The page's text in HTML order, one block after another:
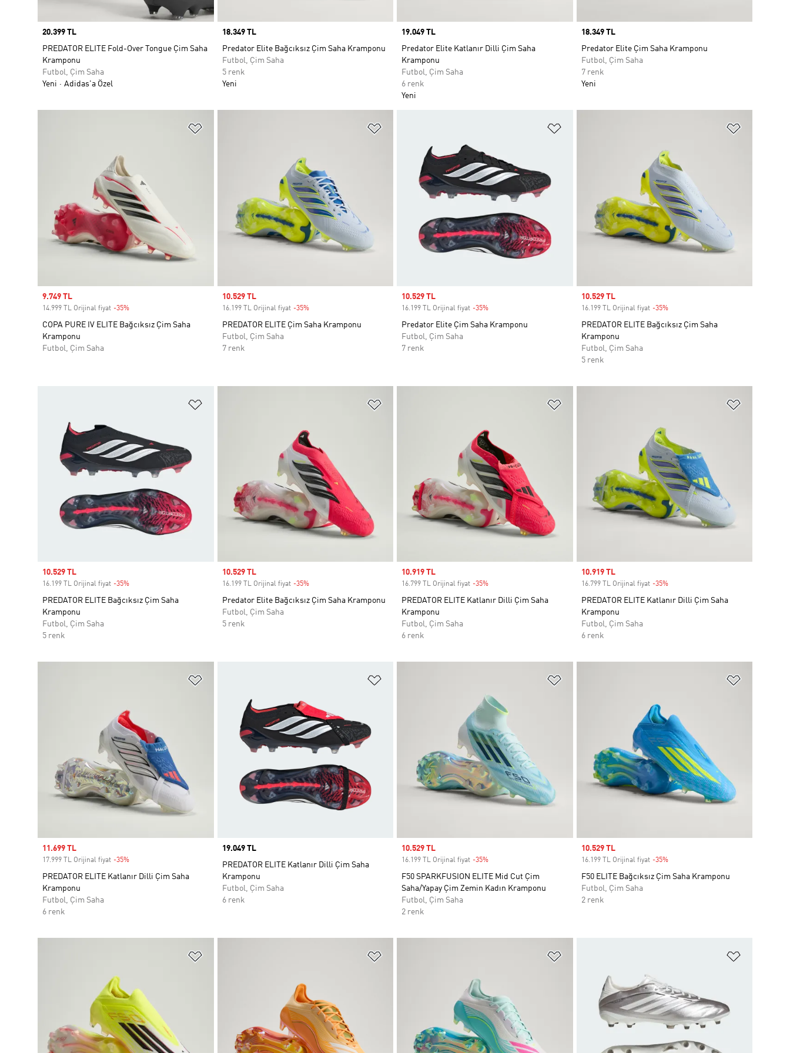
Price
20.399 TL
PREDATOR ELITE Fold-Over Tongue Çim Saha
Kramponu
Futbol, Çim Saha
Yeni
Adidas'a Özel
Price
18.349 TL
Predator Elite Bağcıksız Çim Saha Kramponu
Futbol, Çim Saha
5 renk
Yeni
Price
19.049 TL
Predator Elite Katlanır Dilli Çim Saha
Kramponu
Futbol, Çim Saha
6 renk
Yeni
Price
18.349 TL
Predator Elite Çim Saha Kramponu
Futbol, Çim Saha
7 renk
Yeni
Sale price
9.749 TL
14.999 TL Orijinal fiyat -35%
COPA PURE IV ELITE Bağcıksız Çim Saha
Kramponu
Futbol, Çim Saha
Sale price
10.529 TL
16.199 TL Orijinal fiyat -35%Discount
PREDATOR ELITE Çim Saha Kramponu
Futbol, Çim Saha
7 renk
Sale price
10.529 TL
16.199 TL Orijinal fiyat -35%
Predator Elite Çim Saha Kramponu
Futbol, Çim Saha
7 renk
Sale price
10.529 TL
16.199 TL Orijinal fiyat -35%Discount
PREDATOR ELITE Bağcıksız Çim Saha
Kramponu
Futbol, Çim Saha
5 renk
Sale price
10.529 TL
16.199 TL Orijinal fiyat -35%
PREDATOR ELITE Bağcıksız Çim Saha
Kramponu
Futbol, Çim Saha
5 renk
Sale price
10.529 TL
16.199 TL Orijinal fiyat -35%Discount
Predator Elite Bağcıksız Çim Saha Kramponu
Futbol, Çim Saha
5 renk
Sale price
10.919 TL
16.799 TL Orijinal fiyat -35%
PREDATOR ELITE Katlanır Dilli Çim Saha
Kramponu
Futbol, Çim Saha
6 renk
Sale price
10.919 TL
16.799 TL Orijinal fiyat -35%Discount
PREDATOR ELITE Katlanır Dilli Çim Saha
Kramponu
Futbol, Çim Saha
6 renk
Sale price
11.699 TL
17.999 TL Orijinal fiyat -35%
PREDATOR ELITE Katlanır Dilli Çim Saha
Kramponu
Futbol, Çim Saha
6 renk
Price
19.049 TL
PREDATOR ELITE Katlanır Dilli Çim Saha
Kramponu
Futbol, Çim Saha
6 renk
Sale price
10.529 TL
16.199 TL Orijinal fiyat -35%
F50 SPARKFUSION ELITE Mid Cut Çim
Saha/Yapay Çim Zemin Kadın Kramponu
Futbol, Çim Saha
2 renk
Sale price
10.529 TL
16.199 TL Orijinal fiyat -35%Discount
F50 ELITE Bağcıksız Çim Saha Kramponu
Futbol, Çim Saha
2 renk